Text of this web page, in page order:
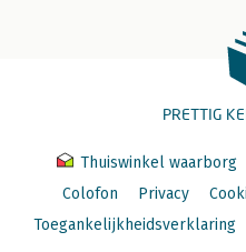
PRETTIG
Thuiswinkel waarborg
Colofon
Privacy
Toegankelijkheidsverklaring